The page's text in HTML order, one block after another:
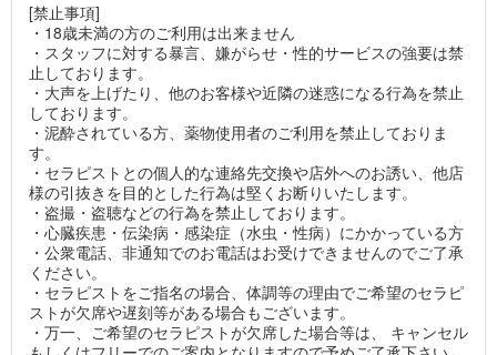
[禁止事項]
・18歳未満の方のご利用は出来ません
・スタッフに対する暴言、嫌がらせ・性的サービスの強要は禁
止しております。
・大声を上げたり、他のお客様や近隣の迷惑になる行為を禁止
しております。
・泥酔されている方、薬物使用者のご利用を禁止しておりま
す。
・セラピストとの個人的な連絡先交換や店外へのお誘い、他店
様の引抜きを目的とした行為は堅くお断りいたします。
・盗撮・盗聴などの行為を禁止しております。
・心臓疾患・伝染病・感染症（水虫・性病）にかかっている方
・公衆電話、非通知でのお電話はお受けできませんのでご了承
ください。
・セラピストをご指名の場合、体調等の理由でご希望のセラピ
ストが欠席や遅刻等がある場合もございます。
・万一、ご希望のセラピストが欠席した場合等は、 キャンセル